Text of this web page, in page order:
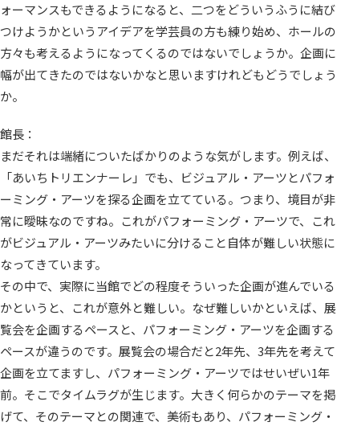
ォーマンスもできるようになると、二つをどういうふうに結び
つけようかというアイデアを学芸員の方も練り始め、ホールの
方々も考えるようになってくるのではないでしょうか。企画に
幅が出てきたのではないかなと思いますけれどもどうでしょう
か。
館長：
まだそれは端緒についたばかりのような気がします。例えば、
「あいちトリエンナーレ」でも、ビジュアル・アーツとパフォ
ーミング・アーツを探る企画を立てている。つまり、境目が非
常に曖昧なのですね。これがパフォーミング・アーツで、これ
がビジュアル・アーツみたいに分けること自体が難しい状態に
なってきています。
その中で、実際に当館でどの程度そういった企画が進んでいる
かというと、これが意外と難しい。なぜ難しいかといえば、展
覧会を企画するペースと、パフォーミング・アーツを企画する
ペースが違うのです。展覧会の場合だと2年先、3年先を考えて
企画を立てますし、パフォーミング・アーツではせいぜい1年
前。そこでタイムラグが生じます。大きく何らかのテーマを掲
げて、そのテーマとの関連で、美術もあり、パフォーミング・